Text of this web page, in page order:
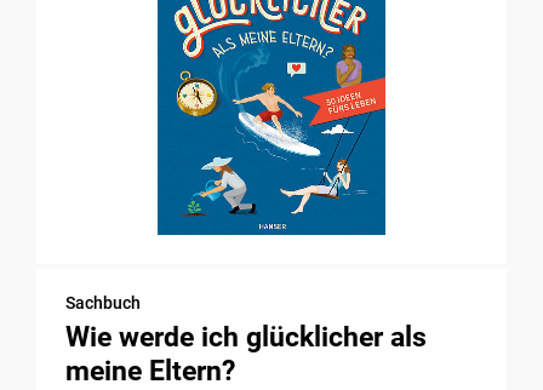
Sachbuch
Wie werde ich glücklicher als
meine Eltern?